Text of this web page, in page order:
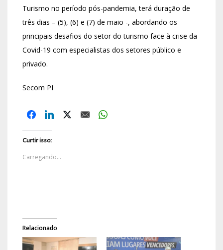
Turismo no período pós-pandemia, terá duração de
três dias – (5), (6) e (7) de maio -, abordando os
principais desafios do setor do turismo face à crise da
Covid-19 com especialistas dos setores público e
privado.
Secom PI
Curtir isso:
Carregando...
Relacionado